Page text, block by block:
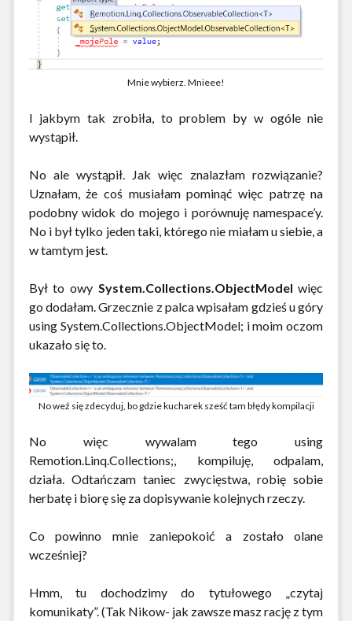
Mnie wybierz. Mnieee!
I jakbym tak zrobiła, to problem by w ogóle nie
wystąpił.
No ale wystąpił. Jak więc znalazłam rozwiązanie?
Uznałam, że coś musiałam pominąć więc patrzę na
podobny widok do mojego i porównuję namespace’y.
No i był tylko jeden taki, którego nie miałam u siebie, a
w tamtym jest.
Był to owy System.Collections.ObjectModel więc
go dodałam. Grzecznie z palca wpisałam gdzieś u góry
using System.Collections.ObjectModel; i moim oczom
ukazało się to.
No weź się zdecyduj, bo gdzie kucharek sześć tam błędy kompilacji
No więc wywalam tego using
Remotion.Linq.Collections;, kompiluję, odpalam,
działa. Odtańczam taniec zwycięstwa, robię sobie
herbatę i biorę się za dopisywanie kolejnych rzeczy.
Co powinno mnie zaniepokoić a zostało olane
wcześniej?
Hmm, tu dochodzimy do tytułowego „czytaj
komunikaty”. (Tak Nikow- jak zawsze masz rację z tym